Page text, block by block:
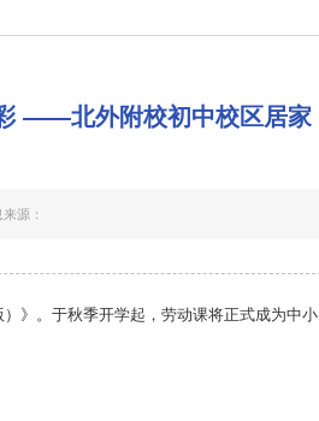
彩 ——北外附校初中校区居家
源：
》。于秋季开学起，劳动课将正式成为中小